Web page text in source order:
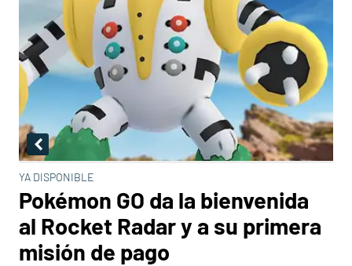
YA DISPONIBLE
Pokémon GO da la bienvenida
al Rocket Radar y a su primera
misión de pago